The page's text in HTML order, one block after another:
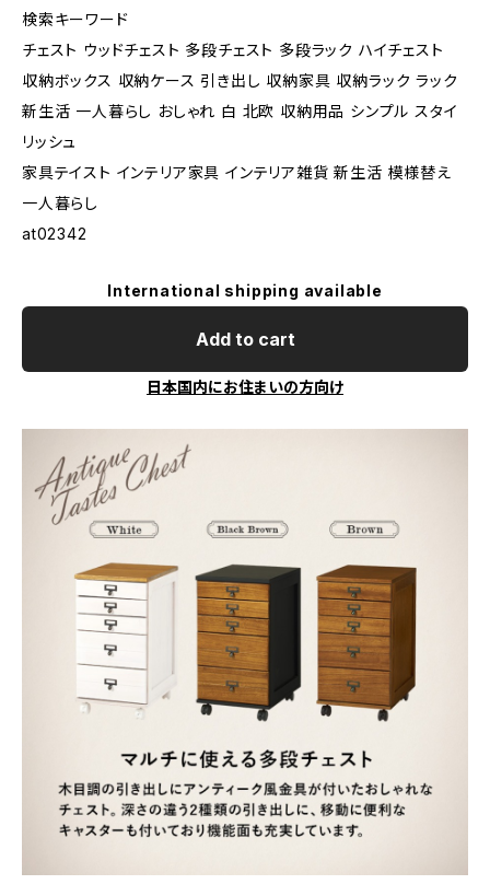
検索キーワード
チェスト ウッドチェスト 多段チェスト 多段ラック ハイチェスト
収納ボックス 収納ケース 引き出し 収納家具 収納ラック ラック
新生活 一人暮らし おしゃれ 白 北欧 収納用品 シンプル スタイ
リッシュ
家具テイスト インテリア家具 インテリア雑貨 新生活 模様替え
一人暮らし
at02342
International shipping available
Add to cart
日本国内にお住まいの方向け